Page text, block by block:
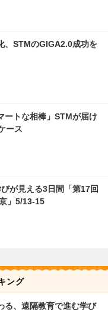
、STMのGIGA2.0成功を
ートな相棒」STMが届け
ース
びが見える3日間「第17回
」5/13-15
ング
る、遠隔教育で進む学び